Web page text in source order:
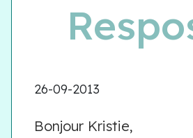
26-09-2013
Bonjour Kristie,